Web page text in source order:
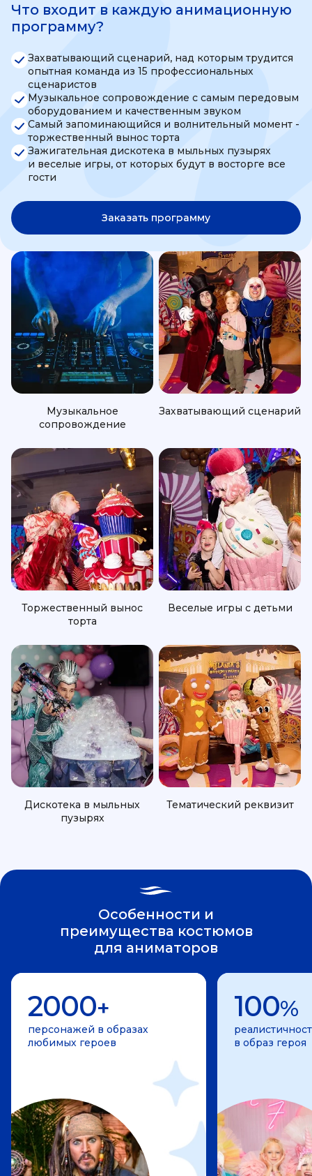
Что входит в каждую анимационную
программу?
Захватывающий сценарий, над которым трудится
опытная команда из 15 профессиональных
сценаристов
Музыкальное сопровождение с самым передовым
оборудованием и качественным звуком
Самый запоминающийся и волнительный момент -
торжественный вынос торта
Зажигательная дискотека в мыльных пузырях
и веселые игры, от которых будут в восторге все
гости
Заказать программу
Музыкальное
сопровождение
Захватывающий сценарий
Торжественный вынос
торта
Веселые игры с детьми
Дискотека в мыльных
пузырях
Тематический реквизит
Особенности и
преимущества костюмов
для аниматоров
2000+
персонажей в образах
любимых героев
100%
в образ героя